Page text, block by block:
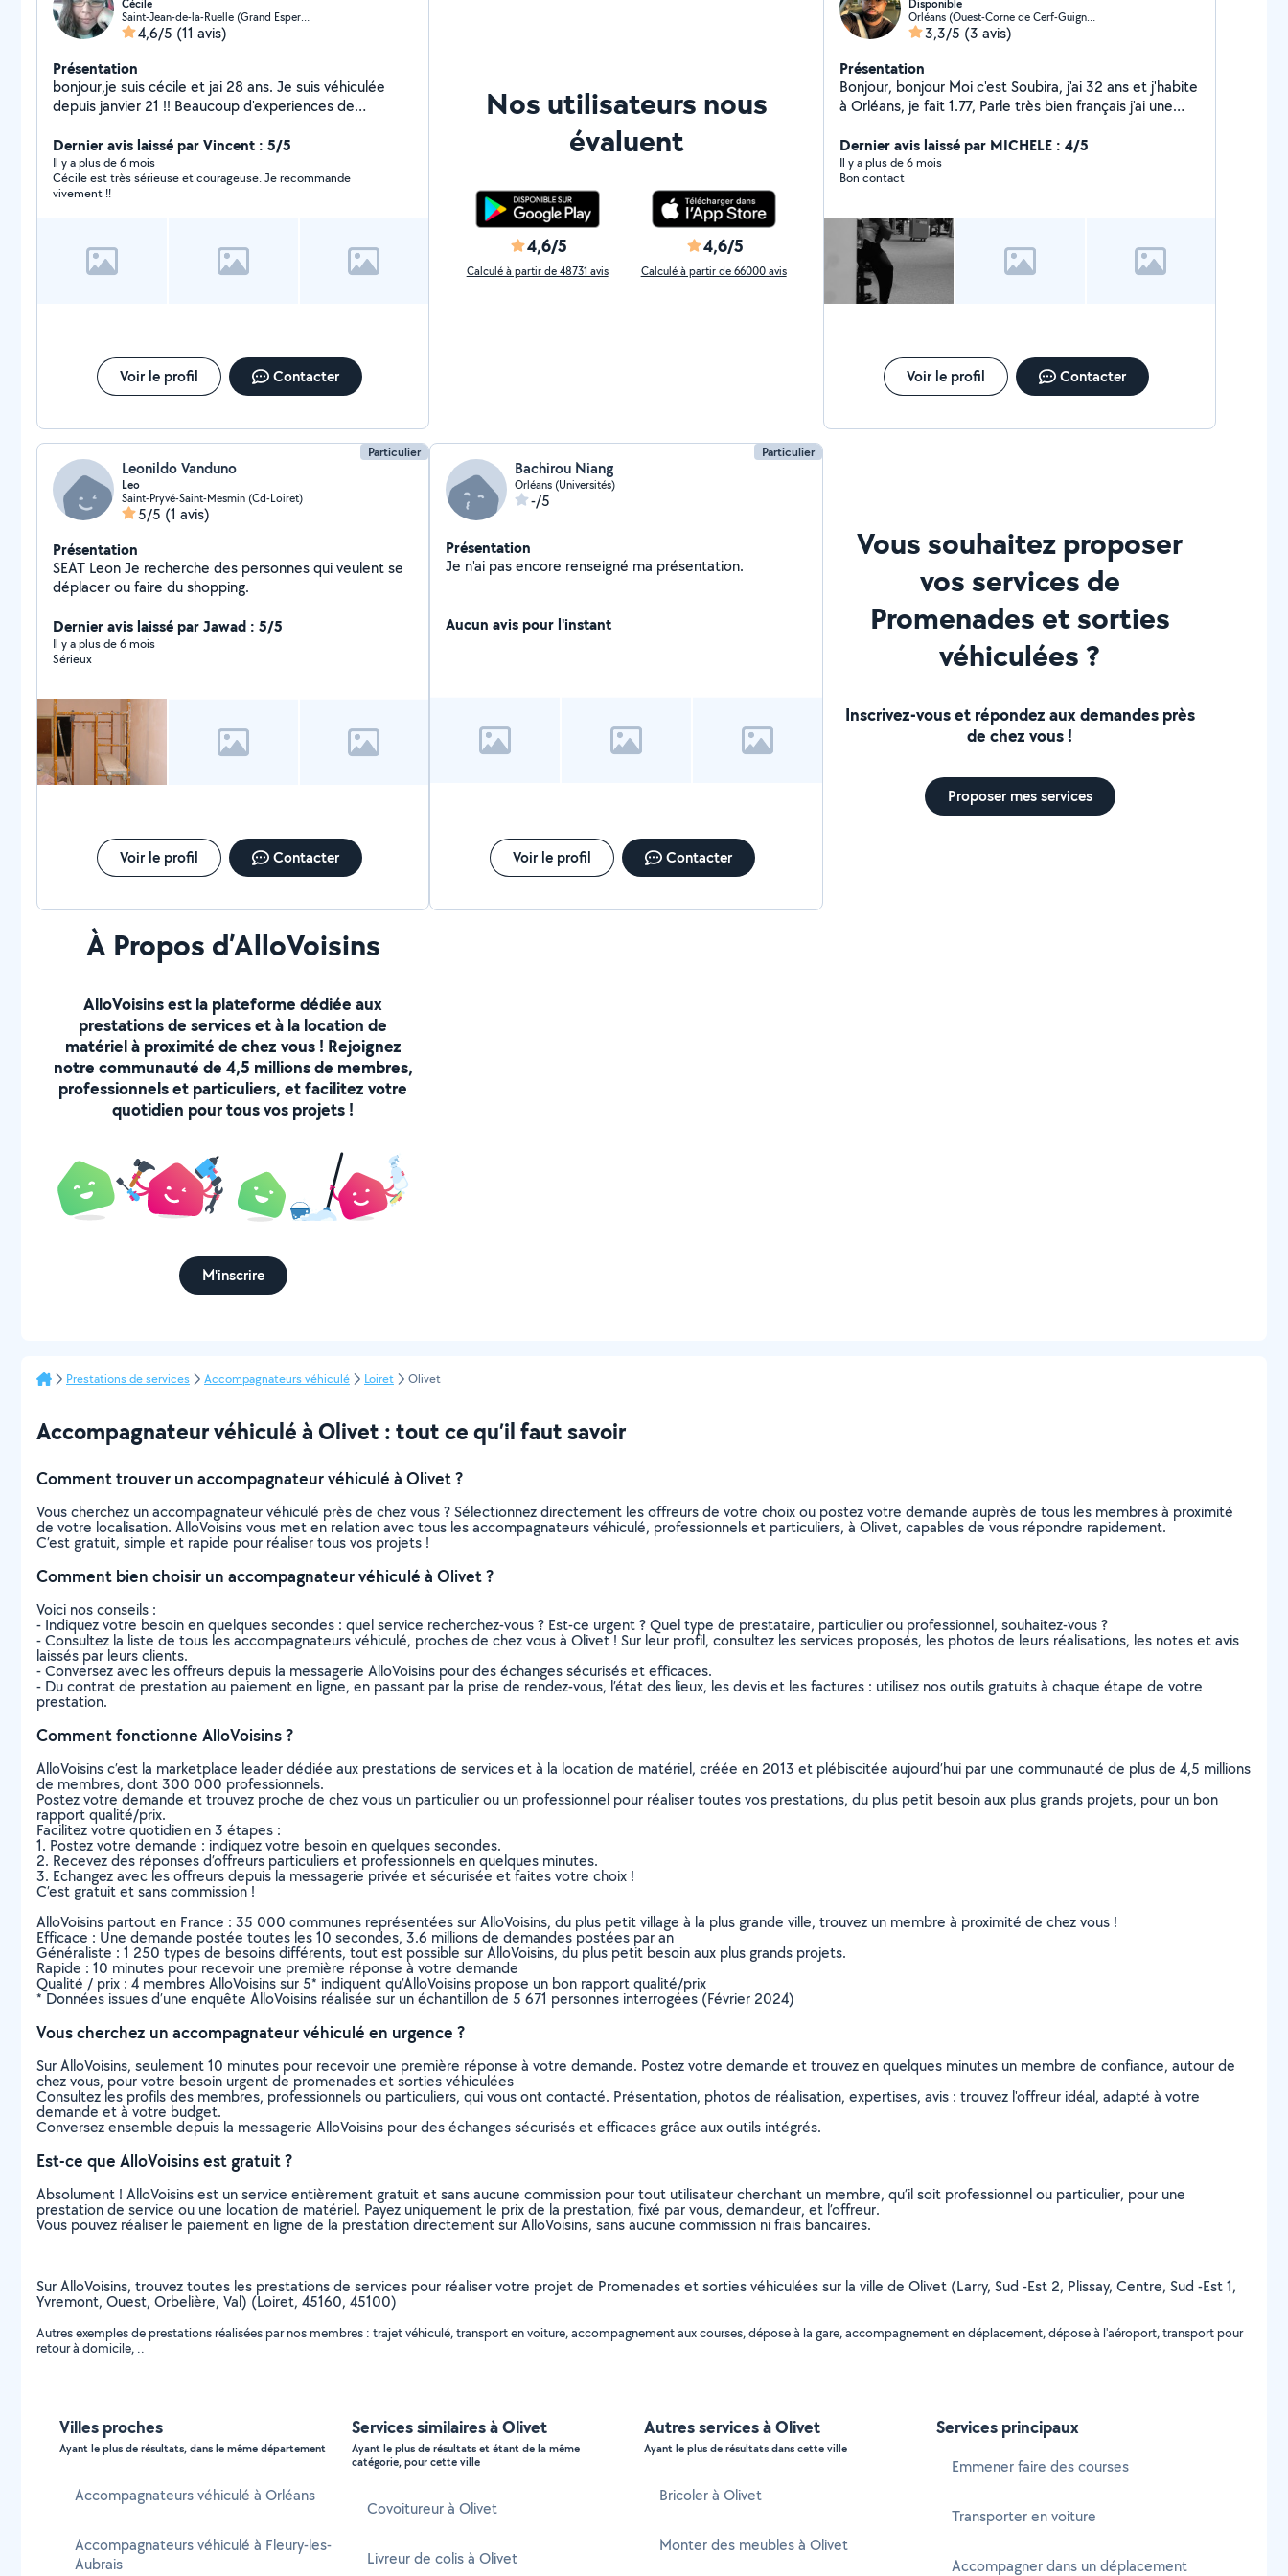
Cécile
Saint-Jean-de-la-Ruelle (Grand Espere Est)
4,6/5 (11 avis)
Présentation
bonjour,je suis cécile et jai 28 ans. Je suis véhiculée
depuis janvier 21 !! Beaucoup d'experiences de
chiens. J'aime conduire, allez prendre votre drive ou
juste vous accompagner pour un rdv ne me dérange
pas. Je combat les abandons, laisser moi vos clefs et
j'irais m'occuper de vos compagnons à votre place. Je
mal à la fin du mois. N'hesitez pas à me contacter !!
Dernier avis laissé par Vincent : 5/5
Il y a plus de 6 mois
Cécile est très sérieuse et courageuse. Je recommande
vivement !!
Voir le profil Contacter
Nos utilisateurs nous
évaluent
4,6/5
Calculé à partir de 48731 avis
4,6/5
Calculé à partir de 66000 avis
Disponible
Orléans (Ouest-Corne de Cerf-Guignegault)
3,3/5 (3 avis)
Présentation
Bonjour, bonjour Moi c'est Soubira, j'ai 32 ans et j'habite
à Orléans, je fait 1.77, Parle très bien français j'ai une
quelqu'un de très motivé avec une bonne énergie
positive est toujours partant pour un coup de main.
Besoin d'aide pour les travaille de nuits comme (tout
tout court, dans un périmètre de 20 kilometre. Je peu
participer pour les balades, Aide pour le
déménagement, Shooting photo, Balade à pied, Le
sport histoire d'être en forme, Alors n'hésitez surtout
pas Alors, hésitez pas
Dernier avis laissé par MICHELE : 4/5
Il y a plus de 6 mois
Bon contact
Voir le profil Contacter
Particulier
Leonildo Vanduno
Leo
Saint-Pryvé-Saint-Mesmin (Cd-Loiret)
5/5 (1 avis)
Présentation
SEAT Leon Je recherche des personnes qui veulent se
déplacer ou faire du shopping.
Dernier avis laissé par Jawad : 5/5
Il y a plus de 6 mois
Sérieux
Voir le profil Contacter
Particulier
Bachirou Niang
Orléans (Universités)
-/5
Présentation
Je n'ai pas encore renseigné ma présentation.
Aucun avis pour l'instant
Voir le profil Contacter
Vous souhaitez proposer
vos services de
Promenades et sorties
véhiculées ?
Inscrivez-vous et répondez aux demandes près
de chez vous !
Proposer mes services
À Propos d’AlloVoisins
AlloVoisins est la plateforme dédiée aux
prestations de services et à la location de
matériel à proximité de chez vous ! Rejoignez
notre communauté de 4,5 millions de membres,
professionnels et particuliers, et facilitez votre
quotidien pour tous vos projets !
M'inscrire
Prestations de services Accompagnateurs véhiculé Loiret Olivet
Accompagnateur véhiculé à Olivet : tout ce qu’il faut savoir
Comment trouver un accompagnateur véhiculé à Olivet ?
Vous cherchez un accompagnateur véhiculé près de chez vous ? Sélectionnez directement les offreurs de votre choix ou postez votre demande auprès de tous les membres à proximité
de votre localisation. AlloVoisins vous met en relation avec tous les accompagnateurs véhiculé, professionnels et particuliers, à Olivet, capables de vous répondre rapidement.
C’est gratuit, simple et rapide pour réaliser tous vos projets !
Comment bien choisir un accompagnateur véhiculé à Olivet ?
Voici nos conseils :
- Indiquez votre besoin en quelques secondes : quel service recherchez-vous ? Est-ce urgent ? Quel type de prestataire, particulier ou professionnel, souhaitez-vous ?
- Consultez la liste de tous les accompagnateurs véhiculé, proches de chez vous à Olivet ! Sur leur profil, consultez les services proposés, les photos de leurs réalisations, les notes et avis
laissés par leurs clients.
- Conversez avec les offreurs depuis la messagerie AlloVoisins pour des échanges sécurisés et efficaces.
- Du contrat de prestation au paiement en ligne, en passant par la prise de rendez-vous, l’état des lieux, les devis et les factures : utilisez nos outils gratuits à chaque étape de votre
prestation.
Comment fonctionne AlloVoisins ?
AlloVoisins c’est la marketplace leader dédiée aux prestations de services et à la location de matériel, créée en 2013 et plébiscitée aujourd’hui par une communauté de plus de 4,5 millions
de membres, dont 300 000 professionnels.
Postez votre demande et trouvez proche de chez vous un particulier ou un professionnel pour réaliser toutes vos prestations, du plus petit besoin aux plus grands projets, pour un bon
rapport qualité/prix.
Facilitez votre quotidien en 3 étapes :
1. Postez votre demande : indiquez votre besoin en quelques secondes.
2. Recevez des réponses d’offreurs particuliers et professionnels en quelques minutes.
3. Echangez avec les offreurs depuis la messagerie privée et sécurisée et faites votre choix !
C’est gratuit et sans commission !
AlloVoisins partout en France : 35 000 communes représentées sur AlloVoisins, du plus petit village à la plus grande ville, trouvez un membre à proximité de chez vous !
Efficace : Une demande postée toutes les 10 secondes, 3.6 millions de demandes postées par an
Généraliste : 1 250 types de besoins différents, tout est possible sur AlloVoisins, du plus petit besoin aux plus grands projets.
Rapide : 10 minutes pour recevoir une première réponse à votre demande
Qualité / prix : 4 membres AlloVoisins sur 5* indiquent qu’AlloVoisins propose un bon rapport qualité/prix
* Données issues d’une enquête AlloVoisins réalisée sur un échantillon de 5 671 personnes interrogées (Février 2024)
Vous cherchez un accompagnateur véhiculé en urgence ?
Sur AlloVoisins, seulement 10 minutes pour recevoir une première réponse à votre demande. Postez votre demande et trouvez en quelques minutes un membre de confiance, autour de
chez vous, pour votre besoin urgent de promenades et sorties véhiculées
Consultez les profils des membres, professionnels ou particuliers, qui vous ont contacté. Présentation, photos de réalisation, expertises, avis : trouvez l'offreur idéal, adapté à votre
demande et à votre budget.
Conversez ensemble depuis la messagerie AlloVoisins pour des échanges sécurisés et efficaces grâce aux outils intégrés.
Est-ce que AlloVoisins est gratuit ?
Absolument ! AlloVoisins est un service entièrement gratuit et sans aucune commission pour tout utilisateur cherchant un membre, qu’il soit professionnel ou particulier, pour une
prestation de service ou une location de matériel. Payez uniquement le prix de la prestation, fixé par vous, demandeur, et l’offreur.
Vous pouvez réaliser le paiement en ligne de la prestation directement sur AlloVoisins, sans aucune commission ni frais bancaires.
Sur AlloVoisins, trouvez toutes les prestations de services pour réaliser votre projet de Promenades et sorties véhiculées sur la ville de Olivet (Larry, Sud -Est 2, Plissay, Centre, Sud -Est 1,
Yvremont, Ouest, Orbelière, Val) (Loiret, 45160, 45100)
Autres exemples de prestations réalisées par nos membres : trajet véhiculé, transport en voiture, accompagnement aux courses, dépose à la gare, accompagnement en déplacement, dépose à l'aéroport, transport pour
retour à domicile, ..
Villes proches
Ayant le plus de résultats, dans le même département
Accompagnateurs véhiculé à Orléans
Accompagnateurs véhiculé à Fleury-les-
Aubrais
Services similaires à Olivet
Ayant le plus de résultats et étant de la même
catégorie, pour cette ville
Covoitureur à Olivet
Livreur de colis à Olivet
Autres services à Olivet
Ayant le plus de résultats dans cette ville
Bricoler à Olivet
Monter des meubles à Olivet
Services principaux
Emmener faire des courses
Transporter en voiture
Accompagner dans un déplacement